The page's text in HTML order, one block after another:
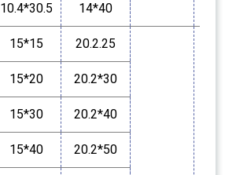
10.4*30.5 14*40
15*15 20.2.25
15*20 20.2*30
15*30 20.2*40
15*40 20.2*50